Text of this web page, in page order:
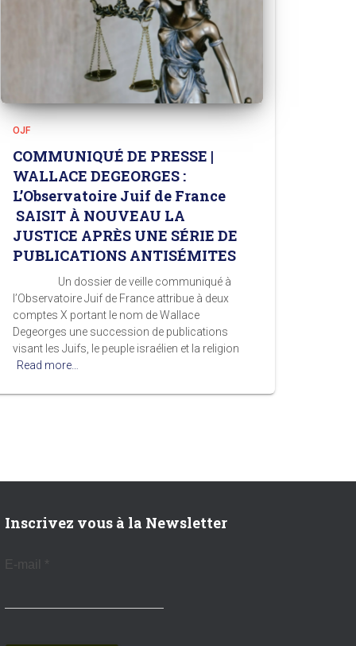
OJF
COMMUNIQUÉ DE PRESSE |
WALLACE DEGEORGES :
L’Observatoire Juif de France
SAISIT À NOUVEAU LA
JUSTICE APRÈS UNE SÉRIE DE
PUBLICATIONS ANTISÉMITES
Un dossier de veille communiqué à
l’Observatoire Juif de France attribue à deux
comptes X portant le nom de Wallace
Degeorges une succession de publications
visant les Juifs, le peuple israélien et la religion
Read more…
Inscrivez vous à la Newsletter
E-mail *